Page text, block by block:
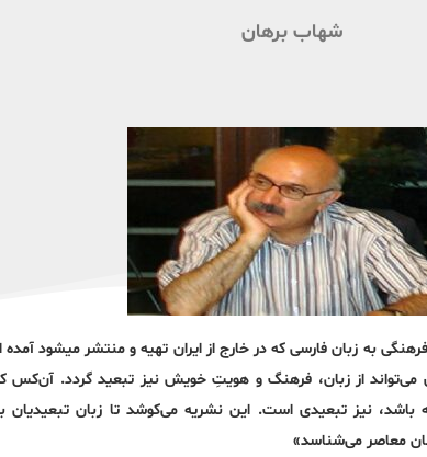
شهاب برهان
شماره 38 ، مجموعه‌ی ادبی- فرهنگی به زبان فارسی که در خارج از ایران تهیه و
می‌تواند از زبان، فرهنگ و هویتِ خویش نیز تبعید گردد. آن‌کس
نیز تبعیدی است. این نشریه می‌کوشد تا زبان تبعیدیان
معاصر می‌شناسد»